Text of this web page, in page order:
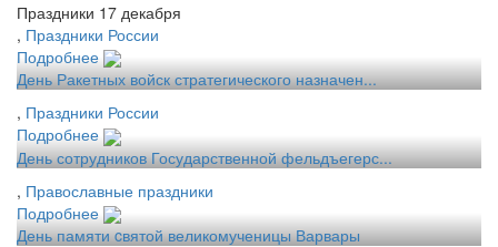
Праздники 17 декабря
, Праздники России
Подробнее
День Ракетных войск стратегического назначен...
, Праздники России
Подробнее
День сотрудников Государственной фельдъегерс...
, Православные праздники
Подробнее
День памяти cвятой великомученицы Варвары